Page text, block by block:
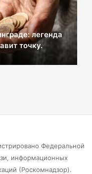
мучаются
легенда
точку.
Федеральной
информационных
(Роскомнадзор).